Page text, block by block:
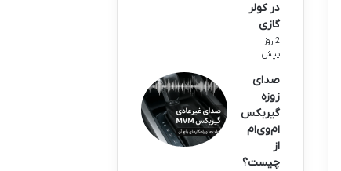
در کولر
گازی
2 روز
پیش
صدای
زوزه
گیربکس
ام‌وی‌ام
از
چیست؟